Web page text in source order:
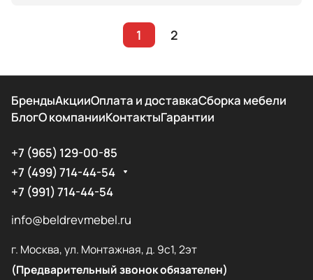
1 2
БрендыАкцииОплата и доставкаСборка мебели
БлогО компанииКонтактыГарантии
+7 (965) 129-00-85
+7 (499) 714-44-54
+7 (991) 714-44-54
info@beldrevmebel.ru
г. Москва, ул. Монтажная, д. 9с1, 2эт
(Предварительный звонок обязателен)